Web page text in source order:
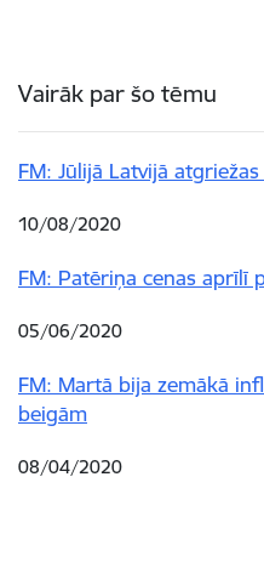
Vairāk par šo tēmu
FM: Jūlijā Latvijā
10/08/2020
FM: Patēriņa cenas aprīlī
05/06/2020
FM: Martā bija zemākā
beigām
08/04/2020